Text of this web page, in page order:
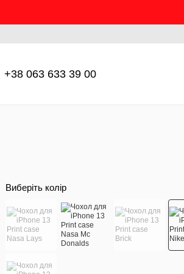
+38 063 633 39 00
Виберіть колір